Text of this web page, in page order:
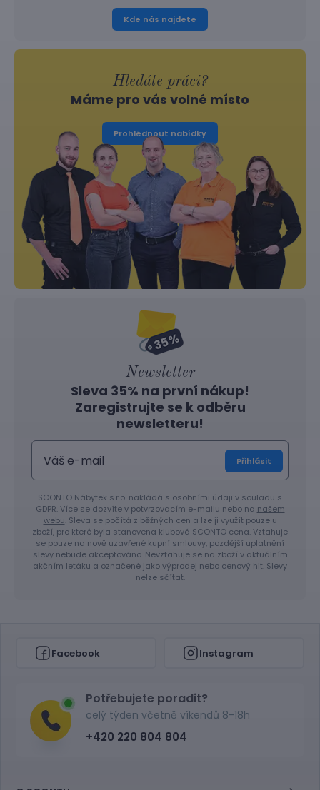
Kde nás najdete
Hledáte práci?
Máme pro vás volné místo
Prohlédnout nabídky
Newsletter
Sleva 35% na první nákup!
Zaregistrujte se k odběru
newsletteru!
Přihlásit
SCONTO Nábytek s.r.o. nakládá s osobními údaji v souladu s
GDPR. Více se dozvíte v potvrzovacím e-mailu nebo na našem
webu. Sleva se počítá z běžných cen a lze ji využít pouze u
zboží, pro které byla stanovena klubová SCONTO cena. Vztahuje
se pouze na nově uzavřené kupní smlouvy, pozdější uplatnění
slevy nebude akceptováno. Nevztahuje se na zboží v aktuálním
akčním letáku a označené jako výprodej nebo cenový hit. Slevy
nelze sčítat.
Facebook Instagram
Potřebujete poradit?
celý týden včetně víkendů 8-18h
+420 220 804 804